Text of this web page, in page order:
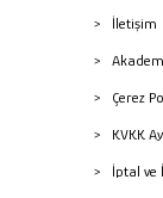
İletişim
Çerez
KVKK
İptal ve